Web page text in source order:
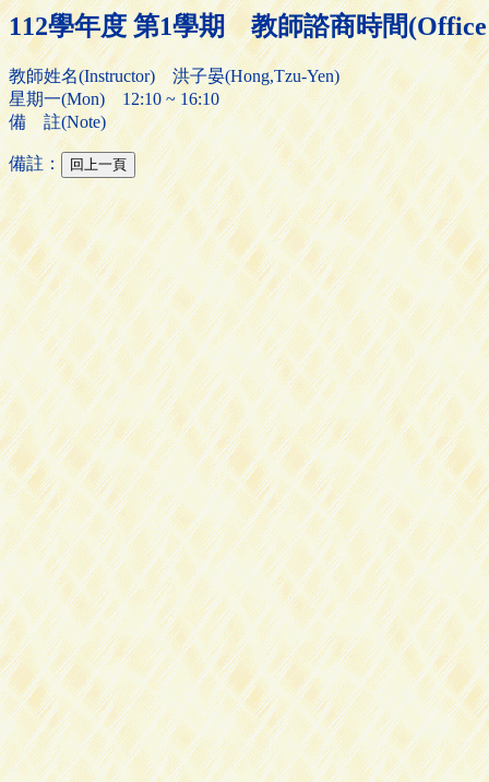
112學年度 第1學期 教師諮商時間
教師姓名(Instructor) 洪子晏(Hong,Tzu-Yen)
星期一(Mon) 12:10 ~ 16:10
備 註(Note)
備註：